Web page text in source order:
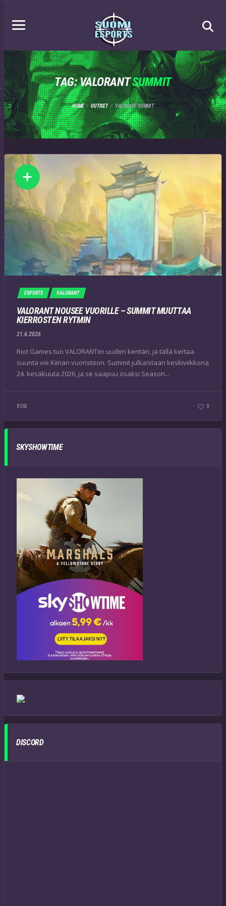
TAG: VALORANTSUMMIT
HOME UUTISET VALORANT SUMMIT
ESPORTS VALORANT
VALORANT NOUSEE VUORILLE – SUMMIT MUUTTAA
KIERROSTEN RYTMIN
21.6.2026
Riot Games tuo VALORANTiin uuden kentän, ja tällä kertaa
suunta vie Kiinan vuoristoon. Summit julkaistaan keskiviikkona
24. kesäkuuta 2026, ja se saapuu osaksi Season...
BOSS 0
SKYSHOWTIME
DISCORD